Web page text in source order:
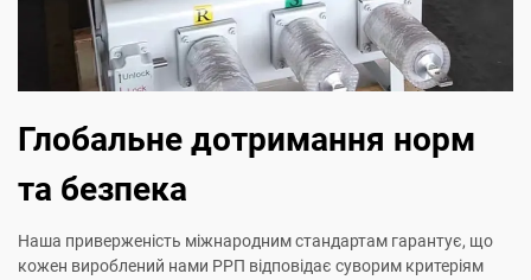
Глобальне дотримання норм
та безпека
Наша приверженість міжнародним стандартам гарантує, що
кожен вироблений нами РРП відповідає суворим критеріям